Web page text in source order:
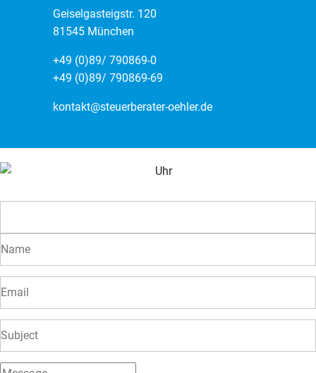
Geiselgasteigstr. 120
81545 München
+49 (0)89/ 790869-0
+49 (0)89/ 790869-69
kontakt@steuerberater-oehler.de